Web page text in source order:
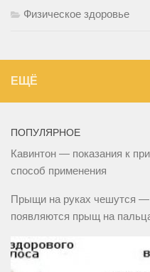
Физическое здоровье
ЕЩЁ
ПОПУЛЯРНОЕ
Кавинтон — показания к
способ применения
Прыщи на руках чешутся —
появляются прыщ на